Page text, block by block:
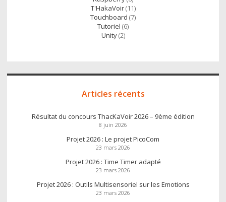
T'HakaVoir(11)
Touchboard (7)
Tutoriel (6)
Unity(2)
Articles récents
Résultat du concours ThacKaVoir 2026 – 9ème édition
8 juin 2026
Projet 2026 : Le projet PicoCom
23 mars 2026
Projet 2026 : Time Timer adapté
23 mars 2026
Projet 2026 : Outils Multisensoriel sur les Emotions
23 mars 2026